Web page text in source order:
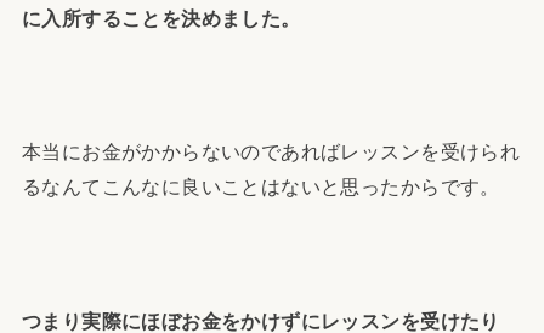
に入所することを決めました。
本当にお金がかからないのであればレッスンを受けられ
るなんてこんなに良いことはないと思ったからです。
つまり実際にほぼお金をかけずにレッスンを受けたり